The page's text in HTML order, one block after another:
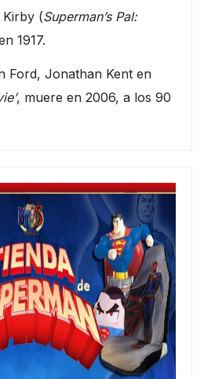
(Superman’s Pal:
1917.
Ford, Jonathan Kent en
, muere en 2006, a los 90